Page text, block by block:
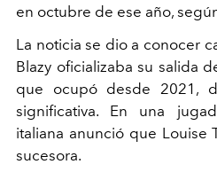
en octubre de ese año,
La noticia se dio a conocer
Blazy oficializaba su salida
que ocupó desde 2021,
significativa. En una
italiana anunció que Louise
sucesora.